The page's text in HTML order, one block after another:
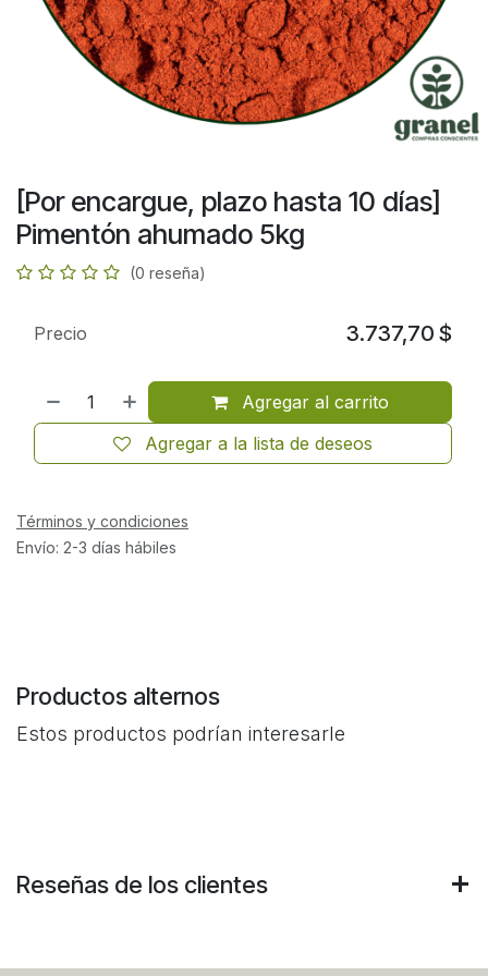
[Por encargue, plazo hasta 10 días]
Pimentón ahumado 5kg
(0 reseña)
Agregar al carrito
Agregar a la lista de deseos
Precio 3.737,70 $
Términos y condiciones
Envío: 2-3 días hábiles
Productos alternos
Estos productos podrían interesarle
Reseñas de los clientes